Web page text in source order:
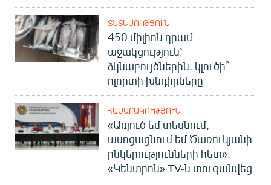
ՏՆՏԵՍՈՒԹՅՈՒՆ
450 միլիոն դրամ
աջակցություն՝
ձկնաբույծներին. կլուծի՞
ոլորտի խնդիրները
ՀԱՍԱՐԱԿՈՒԹՅՈՒՆ
«Առյուծ եմ տեսնում,
ասոցացնում եմ Ծառուկյանի
ընկերությունների հետ».
«Կենտրոն» TV-ն տուգանվեց